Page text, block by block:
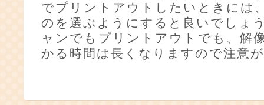
でプリントアウトしたいときには
のを選ぶようにすると良いでしょ
ャンでもプリントアウトでも、解
かる時間は長くなりますので注意